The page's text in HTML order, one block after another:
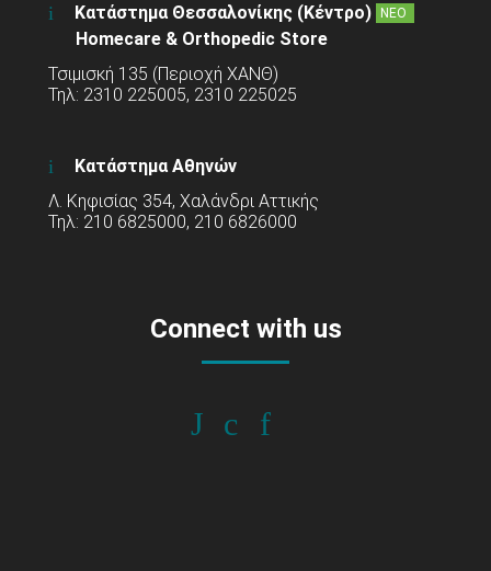
Κατάστημα Θεσσαλονίκης (Κέντρο) ΝΕΟ
Homecare & Orthopedic Store
Τσιμισκή 135 (Περιοχή ΧΑΝΘ)
Τηλ: 2310 225005, 2310 225025
Κατάστημα Αθηνών
Λ. Κηφισίας 354, Χαλάνδρι Αττικής
Τηλ: 210 6825000, 210 6826000
Connect with us